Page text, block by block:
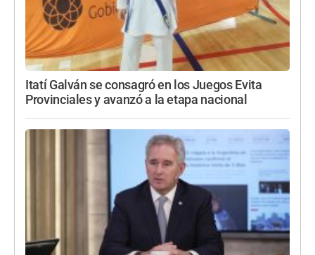
Itatí Galván se consagró en los Juegos Evita
Provinciales y avanzó a la etapa nacional